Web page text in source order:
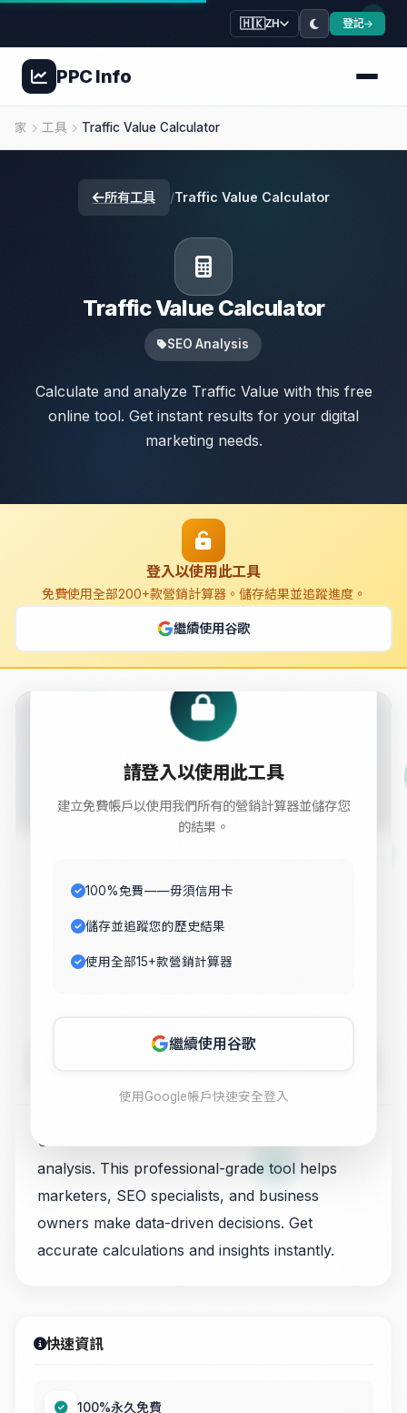
🇭🇰ZH 登記
PPCInfo
家 工具 Traffic Value Calculator
所有工具 /Traffic Value Calculator
Traffic Value Calculator
SEO Analysis
Calculate and analyze Traffic Value with this free
online tool. Get instant results for your digital
marketing needs.
登入以使用此工具
免費使用全部200+款營銷計算器。儲存結果並追蹤進度。
繼續使用谷歌
Traffic Value Calculator
tool. Get instant results for your digital marketing needs.
Value 2
請登入以使用此工具
建立免費帳戶以使用我們所有的營銷計算器並儲存您
的結果。
100%免費——毋須信用卡
儲存並追蹤您的歷史結果
使用全部15+款營銷計算器
繼續使用谷歌
使用Google帳戶快速安全登入
Use our free Traffic Value Calculator for SEO
analysis. This professional-grade tool helps
marketers, SEO specialists, and business
owners make data-driven decisions. Get
accurate calculations and insights instantly.
快速資訊
100%永久免費